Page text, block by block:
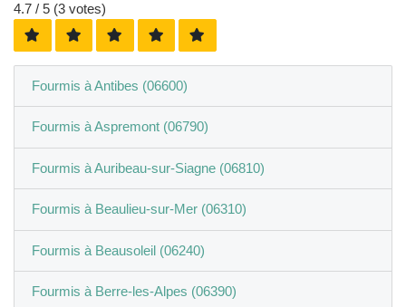
4.7 / 5 (3 votes)
Fourmis à Antibes (06600)
Fourmis à Aspremont (06790)
Fourmis à Auribeau-sur-Siagne (06810)
Fourmis à Beaulieu-sur-Mer (06310)
Fourmis à Beausoleil (06240)
Fourmis à Berre-les-Alpes (06390)